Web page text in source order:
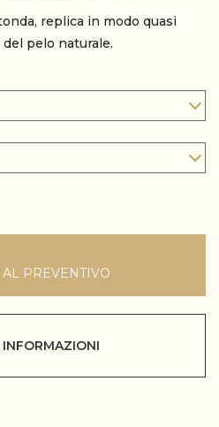
replica in modo quasi
pelo naturale.
PREVENTIVO
INFORMAZIONI